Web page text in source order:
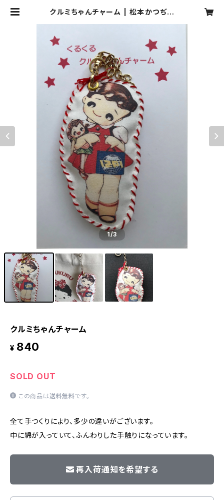
クルミちゃんチャーム | 松本かつぢワ
1/3
クルミちゃんチャーム
¥ 840
SOLD OUT
この商品は送料無料です。
全て手つくりにより、多少の違いがございます。
中に綿が入っていて、ふんわりした手触りになっています。
再入荷通知を希望する